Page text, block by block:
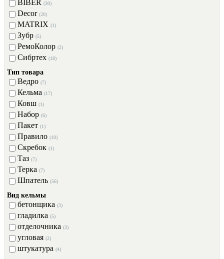
BIBER (30)
Decor (20)
MATRIX (1)
Зубр (5)
РемоКолор (2)
Сибртех (18)
Тип товара
Ведро (7)
Кельма (17)
Ковш (1)
Набор (6)
Пакет (1)
Правило (10)
Скребок (1)
Таз (7)
Терка (7)
Шпатель (56)
Вид кельмы
бетонщика (3)
гладилка (5)
отделочника (3)
угловая (2)
штукатура (4)